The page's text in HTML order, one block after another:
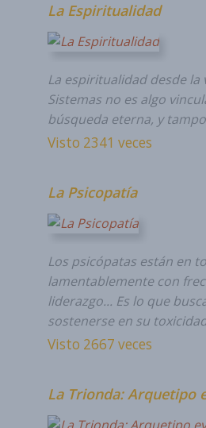
La Espiritualidad
La espiritualidad desde la
Sistemas no es algo
búsqueda eterna, y
Visto 2341 veces
La Psicopatía
Los psicópatas están en
lamentablemente con
liderazgo... Es lo que
sostenerse en su
Visto 2667 veces
La Trionda: Arquetipo